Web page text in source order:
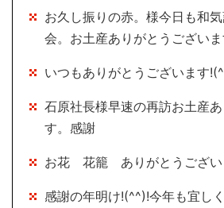
お久し振りの赤。様今日も和
会。お土産ありがとうござい
いつもありがとうございます
石原社長様早速の再訪お土産
す。感謝
お花 花籠 ありがとうござい
感謝の年明け!(^^)!今年も宜し